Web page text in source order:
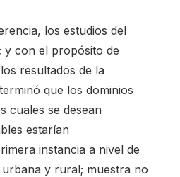
los estudios del
y con el propósito de
resultados de la
que los dominios
cuales se desean
estarían
instancia a nivel de
y rural; muestra no